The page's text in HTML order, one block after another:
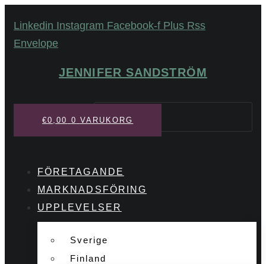
till
innehåll
Linkedin Instagram Facebook-f Plus Rss
Envelope
JENNIFER SANDSTRÖM
Sök
€0,00 0 VARUKORG
FÖRETAGANDE
MARKNADSFÖRING
UPPLEVELSER
Sverige
Finland